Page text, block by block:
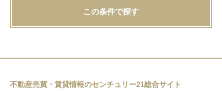
この条件で探す
不動産売買・賃貸情報のセンチュリー21総合サイト